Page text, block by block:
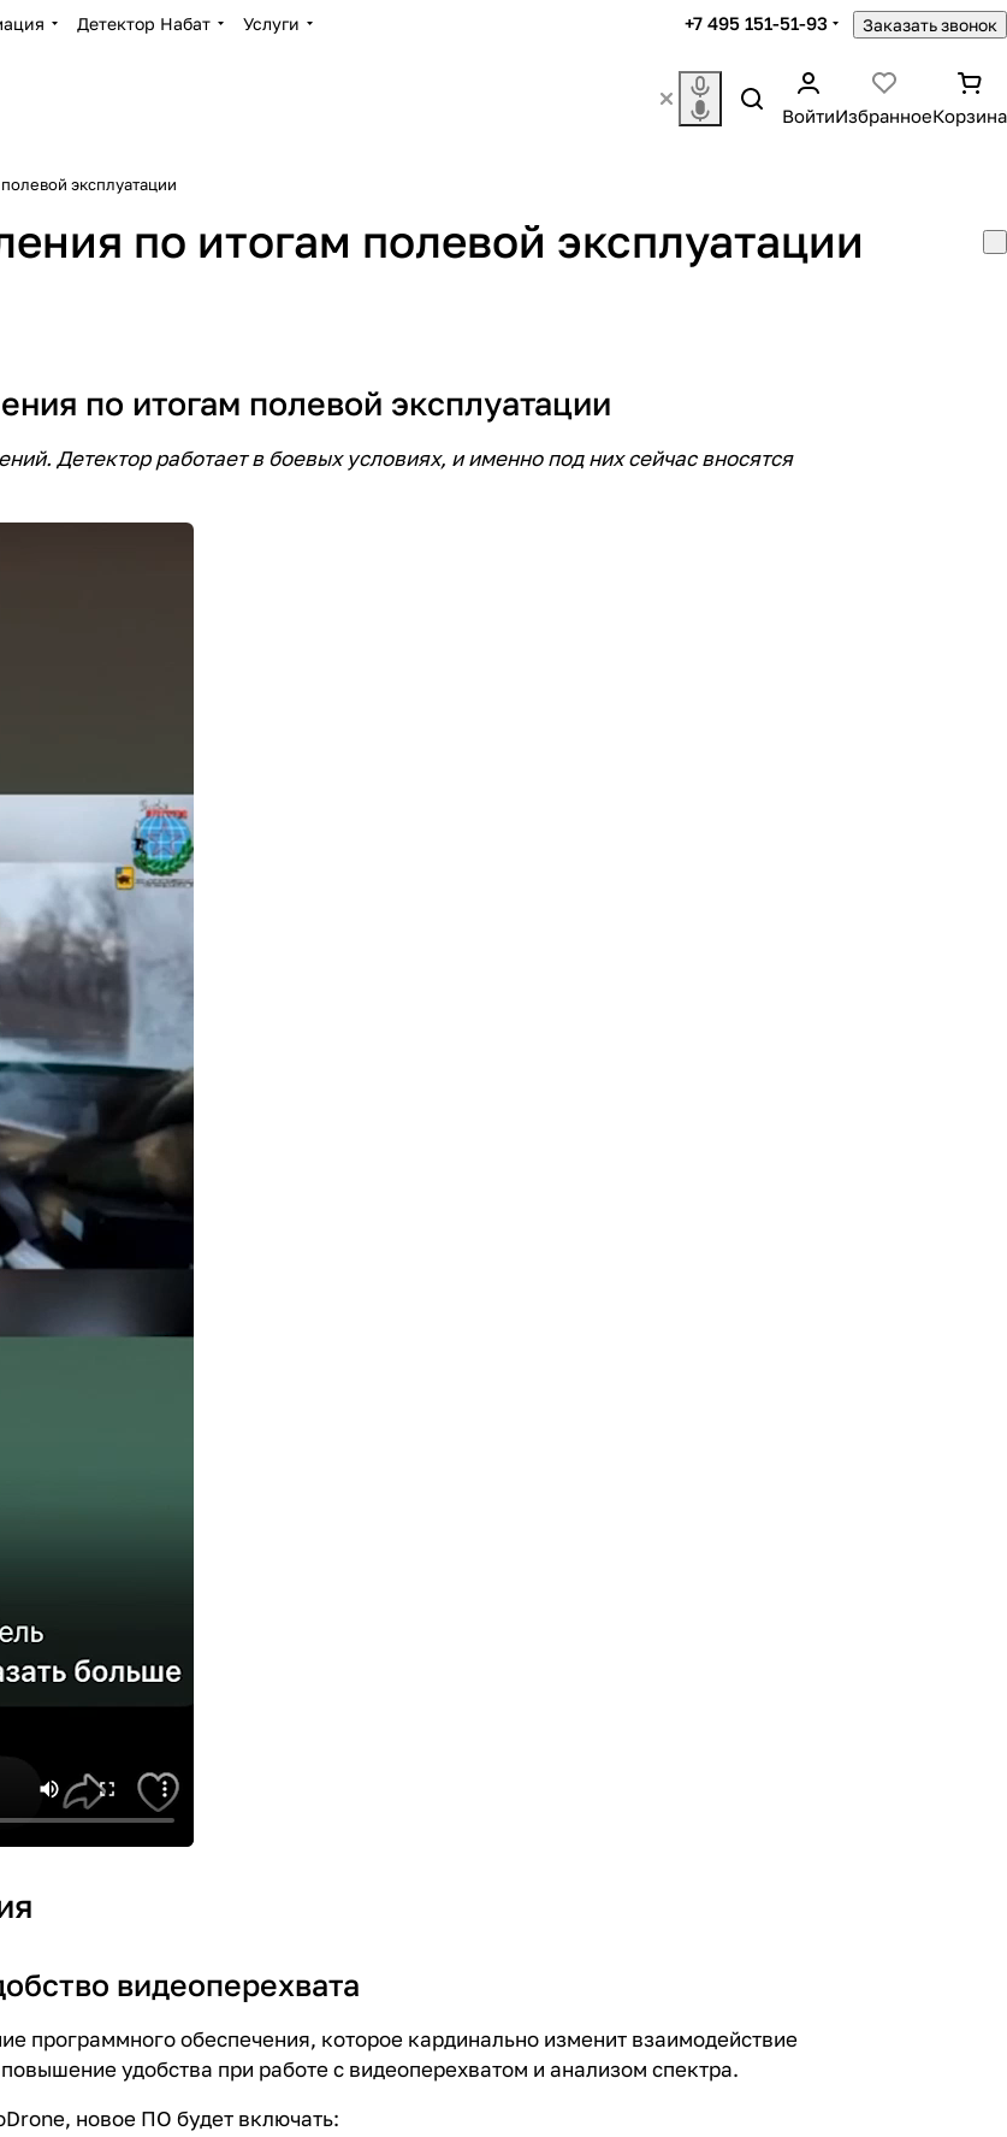
Детектор Набат Услуги +7 495 151-51-93 Заказать звонок
ВойтиИзбранноеКорзина
эксплуатации
по итогам полевой эксплуатации
по итогам полевой эксплуатации
Детектор работает в боевых условиях, и именно под них сейчас вносятся
видеоперехвата
программного обеспечения, которое кардинально изменит взаимодействие
удобства при работе с видеоперехватом и анализом спектра.
новое ПО будет включать: